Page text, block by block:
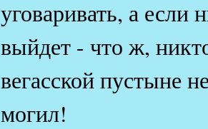
уговаривать, а если
выйдет - что ж,
вегасской пустыне
могил!